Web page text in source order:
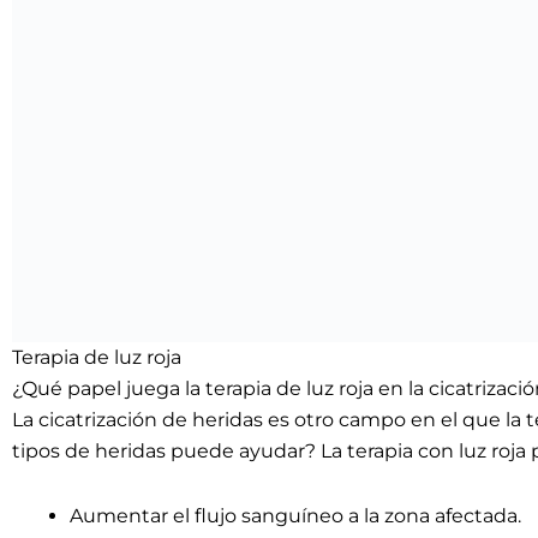
Terapia de luz roja
¿Qué papel juega la terapia de luz roja en la
La cicatrización de heridas es otro campo en el que
tipos de heridas puede ayudar? La terapia con luz
Aumentar el flujo sanguíneo a la zona afectada.